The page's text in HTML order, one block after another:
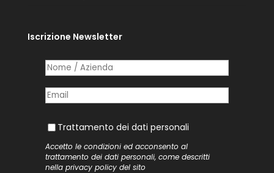
Iscrizione Newsletter
Nome /​ Azienda
Posta elettronica
Trattamento dei dati personali
Trattamento dei dati personali
Accetto le condizioni ed acconsento al
trattamento dei dati personali, come descritti
nella privacy policydel sito